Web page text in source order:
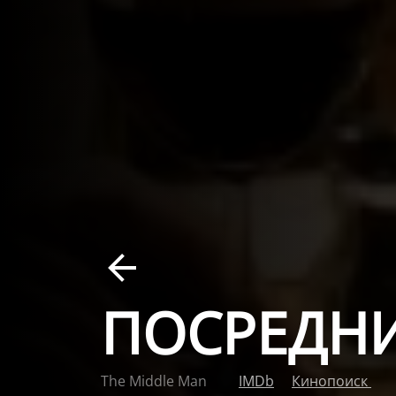
The Middle Man IMDb Кинопоиск